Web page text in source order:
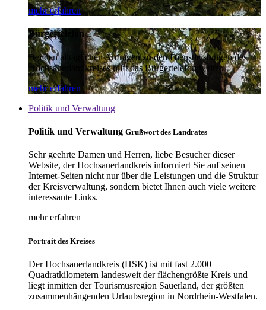
mehr erfahren
Bürgertelefon
Bei den alltäglichen Anfragen zu den Dienstleistungen des
Hochsauerlandkreises hilft das Bürgertelefon weiter.
mehr erfahren
Politik und Verwaltung
Politik und Verwaltung Grußwort des Landrates
Sehr geehrte Damen und Herren, liebe Besucher dieser
Website, der Hochsauerlandkreis informiert Sie auf seinen
Internet-Seiten nicht nur über die Leistungen und die Struktur
der Kreisverwaltung, sondern bietet Ihnen auch viele weitere
interessante Links.
mehr erfahren
Portrait des Kreises
Der Hochsauerlandkreis (HSK) ist mit fast 2.000
Quadratkilometern landesweit der flächengrößte Kreis und
liegt inmitten der Tourismusregion Sauerland, der größten
zusammenhängenden Urlaubsregion in Nordrhein-Westfalen.